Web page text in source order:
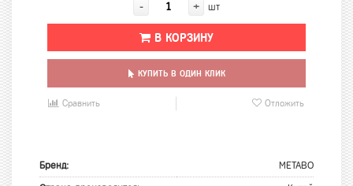
- + шт
В КОРЗИНУ
КУПИТЬ В ОДИН КЛИК
Сравнить Отложить
Бренд: METABO